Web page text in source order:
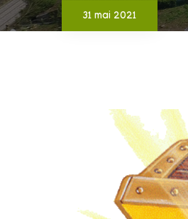
31 mai 2021